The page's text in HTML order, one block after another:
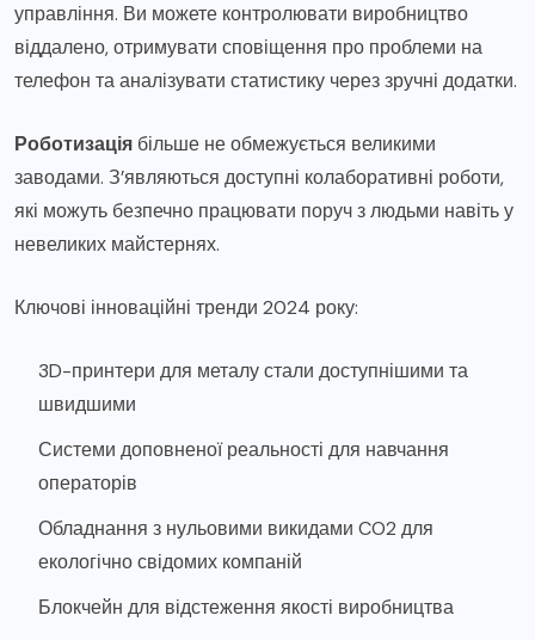
управління. Ви можете контролювати виробництво
віддалено, отримувати сповіщення про проблеми на
телефон та аналізувати статистику через зручні додатки.
Роботизація більше не обмежується великими
заводами. З’являються доступні колаборативні роботи,
які можуть безпечно працювати поруч з людьми навіть у
невеликих майстернях.
Ключові інноваційні тренди 2024 року:
3D-принтери для металу стали доступнішими та
швидшими
Системи доповненої реальності для навчання
операторів
Обладнання з нульовими викидами CO2 для
екологічно свідомих компаній
Блокчейн для відстеження якості виробництва